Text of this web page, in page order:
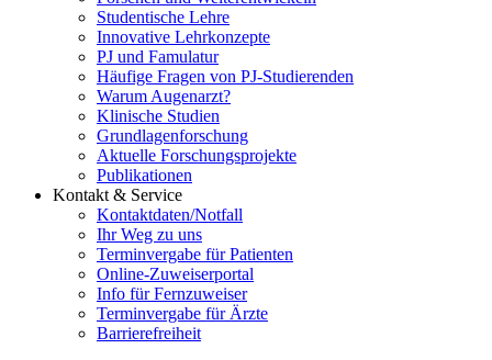
Studentische Lehre
Innovative Lehrkonzepte
PJ und Famulatur
Häufige Fragen von PJ-Studierenden
Warum Augenarzt?
Klinische Studien
Grundlagenforschung
Aktuelle Forschungsprojekte
Publikationen
Kontakt & Service
Kontaktdaten/Notfall
Ihr Weg zu uns
Terminvergabe für Patienten
Online-Zuweiserportal
Info für Fernzuweiser
Terminvergabe für Ärzte
Barrierefreiheit